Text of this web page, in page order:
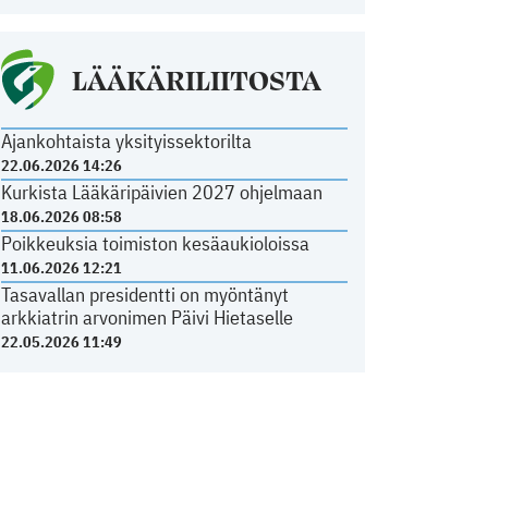
LÄÄKÄRILIITOSTA
Ajankohtaista yksityissektorilta
22.06.2026 14:26
Kurkista Lääkäripäivien 2027 ohjelmaan
18.06.2026 08:58
Poikkeuksia toimiston kesäaukioloissa
11.06.2026 12:21
Tasavallan presidentti on myöntänyt
arkkiatrin arvonimen Päivi Hietaselle
22.05.2026 11:49